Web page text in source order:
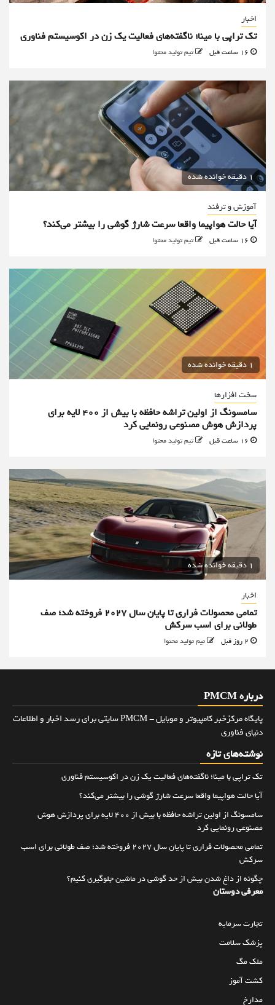
اخبار
تک تراپی با مینا؛ ناگفته‌های فعالیت یک زن در اکوسیستم فناوری
تیم تولید محتوا
1 دقیقه خوانده شده
آموزش و ترفند
آیا حالت هواپیما واقعا سرعت شارژ گوشی را بیشتر می‌کند؟
تیم تولید محتوا
1 دقیقه خوانده شده
سخت افزارها
سامسونگ از اولین تراشه حافظه با بیش از ۴۰۰ لایه برای
پردازش هوش مصنوعی رونمایی کرد
تیم تولید محتوا
1 دقیقه خوانده شده
اخبار
تمامی محصولات فراری تا پایان سال ۲۰۲۷ فروخته شد؛ صف
طولانی برای اسب سرکش
تیم تولید محتوا
درباره PMCM
پایگاه مرکزخبر کامپیوتر و موبایل - PMCM سایتی برای رسد اخبار و اطلاعات
دنیای فناوری
نوشته‌های تازه
تک تراپی با مینا؛ ناگفته‌های فعالیت یک زن در اکوسیستم فناوری
آیا حالت هواپیما واقعا سرعت شارژ گوشی را بیشتر می‌کند؟
سامسونگ از اولین تراشه حافظه با بیش از ۴۰۰ لایه برای پردازش هوش
مصنوعی رونمایی کرد
تمامی محصولات فراری تا پایان سال ۲۰۲۷ فروخته شد؛ صف طولانی برای اسب
سرکش
چگونه از داغ شدن بیش از حد گوشی در ماشین جلوگیری کنیم؟
معرفی دوستان
تجارت سرمایه
پزشک سلامت
ملک مگ
کشت آموز
مدارخ